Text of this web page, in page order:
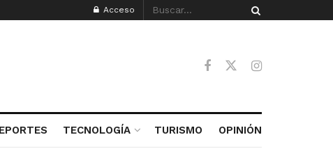
Acceso
TECNOLOGÍA TURISMO OPINIÓN